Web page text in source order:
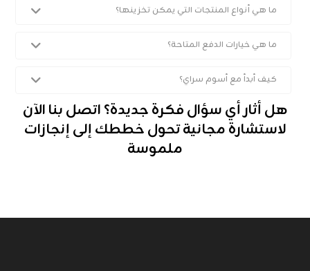
ما هي أنواع المنتجات التي يمكن تخزينها؟
ما هي خيارات الدفع المتاحة؟
كيف أبدأ مع أسوم سراي؟
هل أثار أي سؤال فكرة جديدة؟ اتصل بنا الآن
لاستشارة مجانية تحول خططك إلى إنجازات
ملموسة